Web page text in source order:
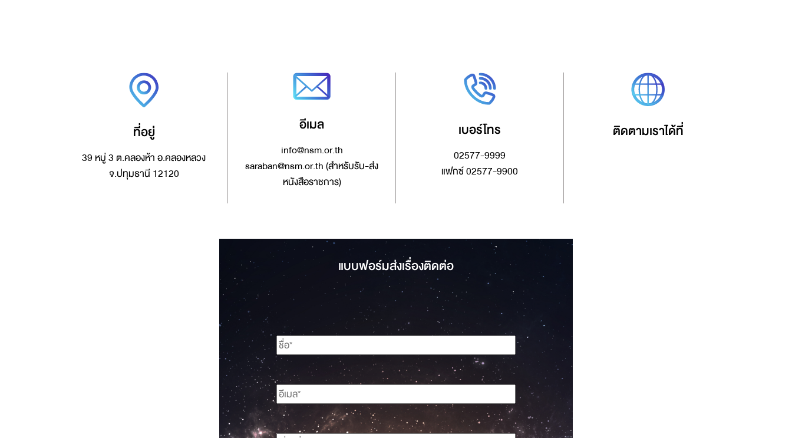
ที่อยู่่
39 หมู่ 3 ต.คลองห้า อ.คลองหลวง
จ.ปทุมธานี 12120
อีเมล
info@nsm.or.th
saraban@nsm.or.th (สำหรับรับ-ส่ง
หนังสือราชการ)
เบอร์โทร
02577-9999
แฟกซ์ 02577-9900
ติดตามเราได้ที่
แบบฟอร์มส่งเรื่องติดต่อ